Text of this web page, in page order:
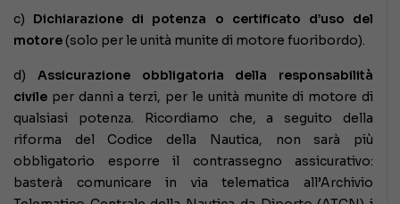
c) Dichiarazione di potenza o certificato d’uso del
motore(solo per le unità munite di motore fuoribordo).
d) Assicurazione obbligatoria della responsabilità
civile per danni a terzi, per le unità munite di motore di
qualsiasi potenza. Ricordiamo che, a seguito della
riforma del Codice della Nautica, non sarà più
obbligatorio esporre il contrassegno assicurativo:
basterà comunicare in via telematica all’Archivio